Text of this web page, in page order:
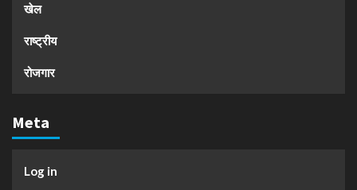
खेल
राष्ट्रीय
रोजगार
Meta
Log in